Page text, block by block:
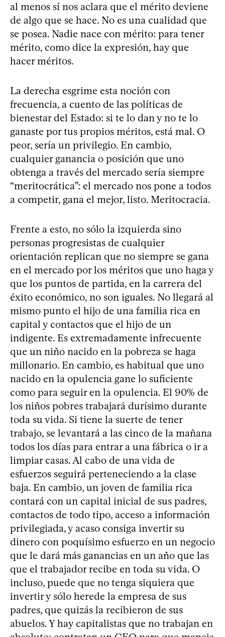
al menos sí nos aclara que el mérito deviene
de algo que se hace. No es una cualidad que
se posea. Nadie nace con mérito: para tener
mérito, como dice la expresión, hay que
hacer méritos.
La derecha esgrime esta noción con
frecuencia, a cuento de las políticas de
bienestar del Estado: si te lo dan y no te lo
ganaste por tus propios méritos, está mal. O
peor, sería un privilegio. En cambio,
cualquier ganancia o posición que uno
obtenga a través del mercado sería siempre
“meritocrática”: el mercado nos pone a todos
a competir, gana el mejor, listo. Meritocracia.
Frente a esto, no sólo la izquierda sino
personas progresistas de cualquier
orientación replican que no siempre se gana
en el mercado por los méritos que uno haga y
que los puntos de partida, en la carrera del
éxito económico, no son iguales. No llegará al
mismo punto el hijo de una familia rica en
capital y contactos que el hijo de un
indigente. Es extremadamente infrecuente
que un niño nacido en la pobreza se haga
millonario. En cambio, es habitual que uno
nacido en la opulencia gane lo suficiente
como para seguir en la opulencia. El 90% de
los niños pobres trabajará durísimo durante
toda su vida. Si tiene la suerte de tener
trabajo, se levantará a las cinco de la mañana
todos los días para entrar a una fábrica o ir a
limpiar casas. Al cabo de una vida de
esfuerzos seguirá perteneciendo a la clase
baja. En cambio, un joven de familia rica
contará con un capital inicial de sus padres,
contactos de todo tipo, acceso a información
privilegiada, y acaso consiga invertir su
dinero con poquísimo esfuerzo en un negocio
que le dará más ganancias en un año que las
que el trabajador recibe en toda su vida. O
incluso, puede que no tenga siquiera que
invertir y sólo herede la empresa de sus
padres, que quizás la recibieron de sus
abuelos. Y hay capitalistas que no trabajan en